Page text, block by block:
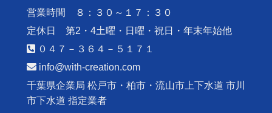
営業時間 ８：３０～１７：３０
定休日 第2・4土曜・日曜・祝日・年末年始他
０４７－３６４－５１７１
info@with-creation.com
千葉県企業局 松戸市・柏市・流山市上下水道 市川
市下水道 指定業者